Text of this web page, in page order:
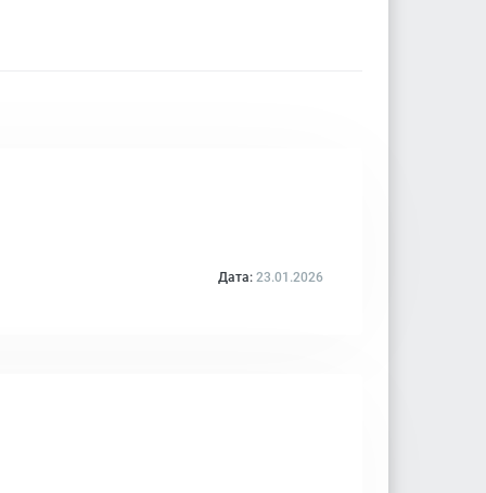
Дата: 23.01.2026